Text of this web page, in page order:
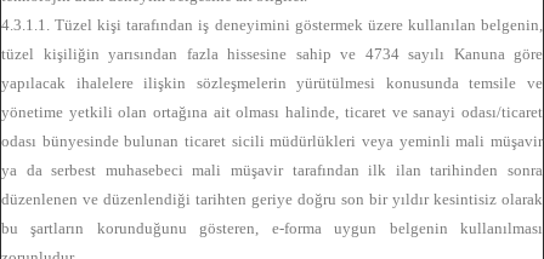
4.3.1.1. Tüzel kişi tarafından iş deneyimini göstermek üzere kullanılan belgenin,
tüzel kişiliğin yarısından fazla hissesine sahip ve 4734 sayılı Kanuna göre
yapılacak ihalelere ilişkin sözleşmelerin yürütülmesi konusunda temsile ve
yönetime yetkili olan ortağına ait olması halinde, ticaret ve sanayi odası/ticaret
odası bünyesinde bulunan ticaret sicili müdürlükleri veya yeminli mali müşavir
ya da serbest muhasebeci mali müşavir tarafından ilk ilan tarihinden sonra
düzenlenen ve düzenlendiği tarihten geriye doğru son bir yıldır kesintisiz olarak
bu şartların korunduğunu gösteren, e-forma uygun belgenin kullanılması